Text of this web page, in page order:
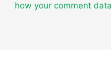
how your comment